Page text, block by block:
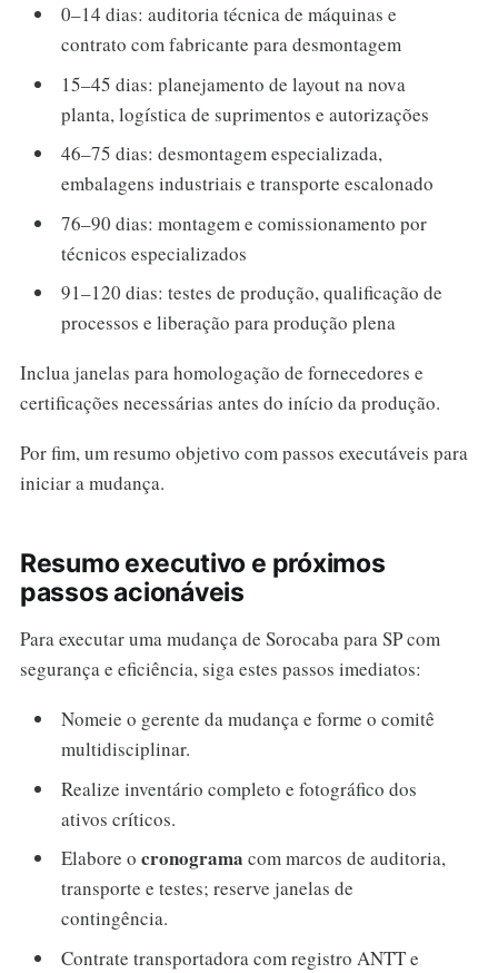
0–14 dias: auditoria técnica de máquinas e
contrato com fabricante para desmontagem
15–45 dias: planejamento de layout na nova
planta, logística de suprimentos e autorizações
46–75 dias: desmontagem especializada,
embalagens industriais e transporte escalonado
76–90 dias: montagem e comissionamento por
técnicos especializados
91–120 dias: testes de produção, qualificação de
processos e liberação para produção plena
Inclua janelas para homologação de fornecedores e
certificações necessárias antes do início da produção.
Por fim, um resumo objetivo com passos executáveis para
iniciar a mudança.
Resumo executivo e próximos
passos acionáveis
Para executar uma mudança de Sorocaba para SP com
segurança e eficiência, siga estes passos imediatos:
Nomeie o gerente da mudança e forme o comitê
multidisciplinar.
Realize inventário completo e fotográfico dos
ativos críticos.
Elabore ocronograma com marcos de auditoria,
transporte e testes; reserve janelas de
contingência.
Contrate transportadora com registro ANTT e